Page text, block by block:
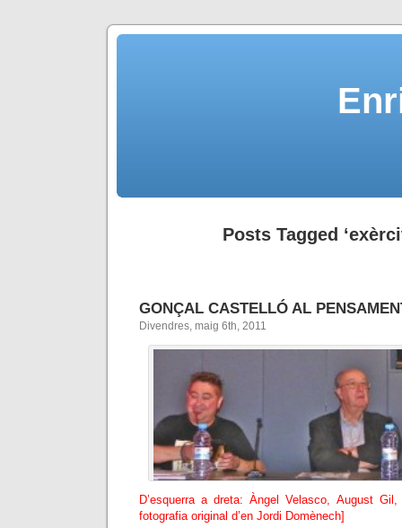
Posts Tagged
GONÇAL CASTELLÓ AL
Divendres, maig 6th, 2011
D’esquerra a dreta: Àngel Velasco, August
fotografia original d’en Jordi Domènech]